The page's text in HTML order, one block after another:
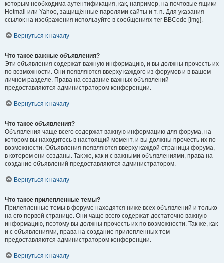
которым необходима аутентификация, как, например, на почтовые ящики
Hotmail или Yahoo, защищённые паролями сайты и т. п. Для указания
ссылок на изображения используйте в сообщениях тег BBCode [img].
Вернуться к началу
Что такое важные объявления?
Эти объявления содержат важную информацию, и вы должны прочесть их
по возможности. Они появляются вверху каждого из форумов и в вашем
личном разделе. Права на создание важных объявлений
предоставляются администратором конференции.
Вернуться к началу
Что такое объявления?
Объявления чаще всего содержат важную информацию для форума, на
котором вы находитесь в настоящий момент, и вы должны прочесть их по
возможности. Объявления появляются вверху каждой страницы форума,
в котором они созданы. Так же, как и с важными объявлениями, права на
создание объявлений предоставляются администратором.
Вернуться к началу
Что такое прилепленные темы?
Прилепленные темы в форуме находятся ниже всех объявлений и только
на его первой странице. Они чаще всего содержат достаточно важную
информацию, поэтому вы должны прочесть их по возможности. Так же, как
и с объявлениями, права на создание прилепленных тем
предоставляются администратором конференции.
Вернуться к началу